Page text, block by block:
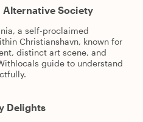
Alternative Society
a self-proclaimed
Christianshavn, known for
distinct art scene, and
guide to understand
Delights